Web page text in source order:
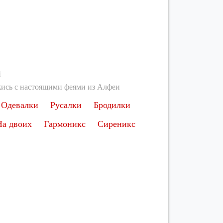
с настоящими феями из Алфеи
Одевалки Русалки
Бродилки
двоих
Гармоникс Сиреникс